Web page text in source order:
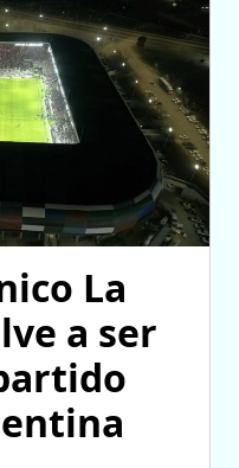
La
a ser